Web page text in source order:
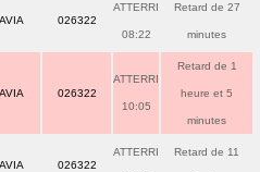
026322
ATTERRI
08:22
Retard de 27
minutes
026322
ATTERRI
10:05
Retard de 1
heure et 5
minutes
026322
ATTERRI Retard de 11